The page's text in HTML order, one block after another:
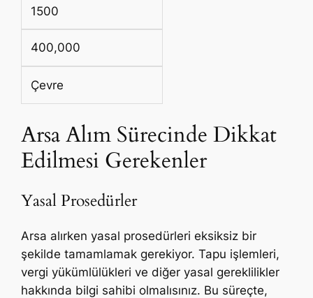
1500
400,000
Çevre
Arsa Alım Sürecinde Dikkat
Edilmesi Gerekenler
Yasal Prosedürler
Arsa alırken yasal prosedürleri eksiksiz bir
şekilde tamamlamak gerekiyor. Tapu işlemleri,
vergi yükümlülükleri ve diğer yasal gereklilikler
hakkında bilgi sahibi olmalısınız. Bu süreçte,